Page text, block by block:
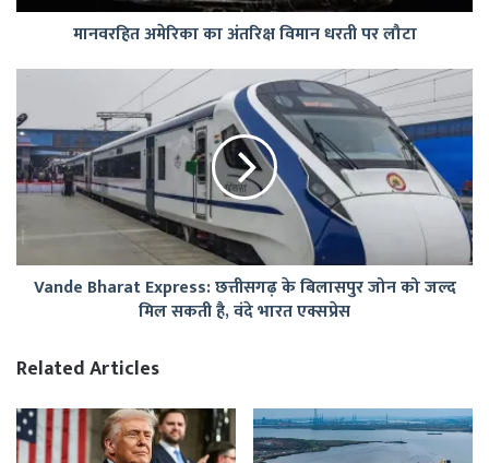
मानवरहित अमेरिका का अंतरिक्ष विमान धरती पर लौटा
Express:
छत्तीसगढ़
के
बिलासपुर
को
जल्द
मिल
भारत
Vande Bharat Express: छत्तीसगढ़ के बिलासपुर जोन को जल्द
मिल सकती है, वंदे भारत एक्सप्रेस
Related Articles